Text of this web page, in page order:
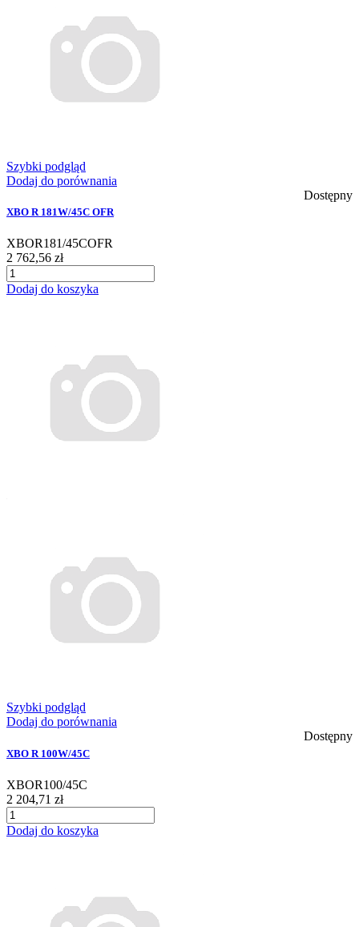
Szybki podgląd
Dodaj do porównania
Dostępny
XBO R 181W/45C OFR
XBOR181/45COFR
2 762,56 zł
Dodaj do koszyka
Szybki podgląd
Dodaj do porównania
Dostępny
XBO R 100W/45C
XBOR100/45C
2 204,71 zł
Dodaj do koszyka